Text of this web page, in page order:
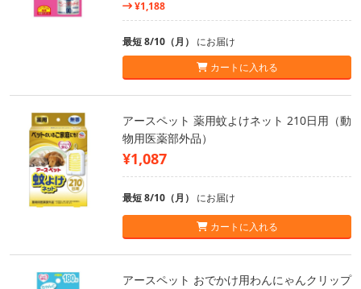
¥1,188
最短 8/10（月） にお届け
カートに入れる
アースペット 薬用蚊よけネット 210日用（動
物用医薬部外品）
¥1,087
最短 8/10（月） にお届け
カートに入れる
アースペット おでかけ用わんにゃんクリップ